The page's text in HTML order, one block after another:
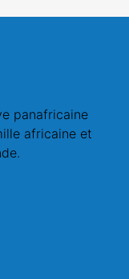
panafricaine
africaine et